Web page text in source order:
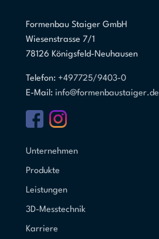
Formenbau Staiger GmbH
Wiesenstrasse 7/1
78126 Königsfeld-Neuhausen
Telefon: +497725/9403-0
E-Mail: info@formenbaustaiger.de
Unternehmen
Produkte
Leistungen
3D-Messtechnik
Karriere